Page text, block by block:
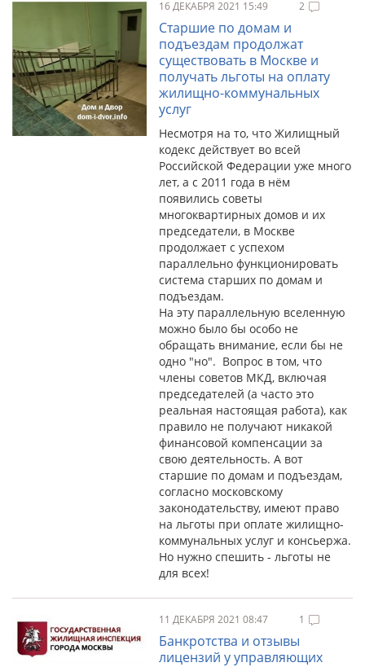
16 ДЕКАБРЯ 2021 15:49 2
Старшие по домам и
подъездам продолжат
существовать в Москве и
получать льготы на оплату
жилищно-коммунальных
услуг
Несмотря на то, что Жилищный
кодекс действует во всей
Российской Федерации уже много
лет, а с 2011 года в нём
появились советы
многоквартирных домов и их
председатели, в Москве
продолжает с успехом
параллельно функционировать
система старших по домам и
подъездам.
На эту параллельную вселенную
можно было бы особо не
обращать внимание, если бы не
одно "но". Вопрос в том, что
члены советов МКД, включая
председателей (а часто это
реальная настоящая работа), как
правило не получают никакой
финансовой компенсации за
свою деятельность. А вот
старшие по домам и подъездам,
согласно московскому
законодательству, имеют право
на льготы при оплате жилищно-
коммунальных услуг и консьержа.
Но нужно спешить - льготы не
для всех!
11 ДЕКАБРЯ 2021 08:47 1
Банкротства и отзывы
лицензий у управляющих